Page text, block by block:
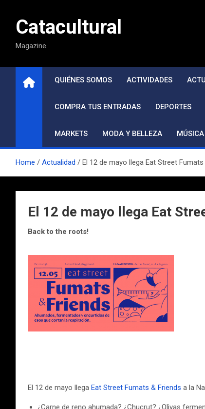
contenidoCatacultural
Magazine
QUIÉNES SOMOS ACTIVIDADES
COMPRA TUS ENTRADAS DEPORTES
MARKETS MODA Y BELLEZA MÚSICA
Home Actualidad El 12 de mayo llega Eat Street
El 12 de mayo llega Eat
Back to the roots!
El 12 de mayo llega Eat Street Fumats & Friends a la
¿Carne de reno ahumada? ¿Chucrut? ¿Olivas